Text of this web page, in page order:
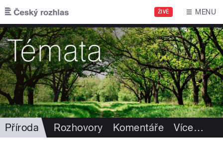
Přejít k hlavnímu obsahu
ŽIVĚ MENU
Příroda Rozhovory Komentáře Více…